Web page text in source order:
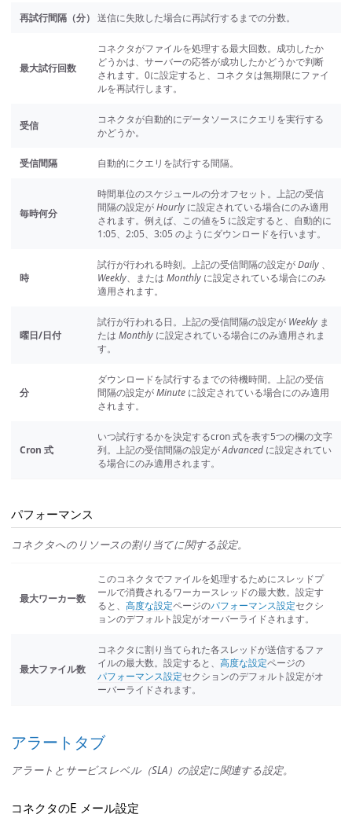
再試行間隔（分） 送信に失敗した場合に再試行するまでの分数。
最大試行回数
コネクタがファイルを処理する最大回数。成功したか
どうかは、サーバーの応答が成功したかどうかで判断
されます。0に設定すると、コネクタは無期限にファイ
ルを再試行します。
受信
コネクタが自動的にデータソースにクエリを実行する
かどうか。
受信間隔 自動的にクエリを試行する間隔。
毎時何分
時間単位のスケジュールの分オフセット。上記の受信
間隔の設定がHourly に設定されている場合にのみ適用
されます。例えば、この値を5 に設定すると、自動的に
1:05、2:05、3:05 のようにダウンロードを行います。
時
試行が行われる時刻。上記の受信間隔の設定がDaily 、
Weekly、または Monthly に設定されている場合にのみ
適用されます。
曜日/日付
試行が行われる日。上記の受信間隔の設定が Weekly ま
たは Monthly に設定されている場合にのみ適用されま
す。
分
ダウンロードを試行するまでの待機時間。上記の受信
間隔の設定がMinute に設定されている場合にのみ適用
されます。
Cron 式
いつ試行するかを決定するcron 式を表す5つの欄の文字
列。上記の受信間隔の設定がAdvanced に設定されてい
る場合にのみ適用されます。
パフォーマンス
コネクタへのリソースの割り当てに関する設定。
最大ワーカー数
このコネクタでファイルを処理するためにスレッドプ
ールで消費されるワーカースレッドの最大数。設定す
ると、 高度な設定ページのパフォーマンス設定セクシ
ョンのデフォルト設定がオーバーライドされます。
最大ファイル数
コネクタに割り当てられた各スレッドが送信するファ
イルの最大数。設定すると、 高度な設定ページの
パフォーマンス設定セクションのデフォルト設定がオ
ーバーライドされます。
アラートタブ
アラートとサービスレベル（SLA）の設定に関連する設定。
コネクタのE メール設定